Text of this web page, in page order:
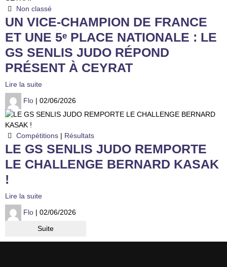
Non classé
UN VICE-CHAMPION DE FRANCE
ET UNE 5ᵉ PLACE NATIONALE : LE
GS SENLIS JUDO RÉPOND
PRÉSENT À CEYRAT
Lire la suite
Flo | 02/06/2026
Compétitions| Résultats
LE GS SENLIS JUDO REMPORTE
LE CHALLENGE BERNARD KASAK
!
Lire la suite
Flo | 02/06/2026
Suite